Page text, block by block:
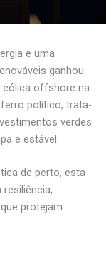
e uma
ganhou
eólica offshore na
político, trata-
verdes
e estável.
de perto, esta
protejam